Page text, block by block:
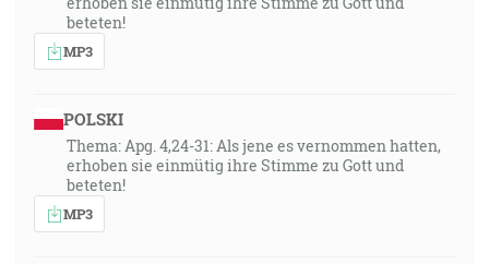
beteten!
MP3
POLSKI
Thema: Apg. 4,24-31: Als jene es vernommen hatten,
erhoben sie einmütig ihre Stimme zu Gott und
beteten!
MP3